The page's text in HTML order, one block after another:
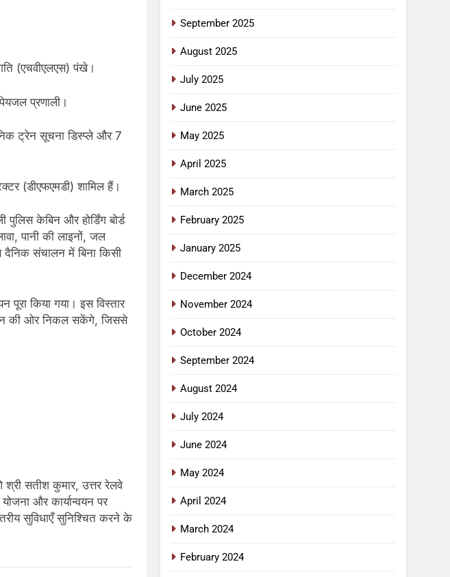
(एचवीएलएस) पंखे।
प्रणाली।
ट्रेन सूचना डिस्प्ले और 7
(डीएफएमडी) शामिल हैं।
केबिन और होर्डिंग बोर्ड
पानी की लाइनों, जल
संचालन में बिना किसी
किया गया। इस विस्तार
की ओर निकल सकेंगे, जिससे
सतीश कुमार, उत्तर रेलवे
और कार्यान्वयन पर
सुविधाएँ सुनिश्चित करने के
September 2025
August 2025
July 2025
June 2025
May 2025
April 2025
March 2025
February 2025
January 2025
December 2024
November 2024
October 2024
September 2024
August 2024
July 2024
June 2024
May 2024
April 2024
March 2024
February 2024